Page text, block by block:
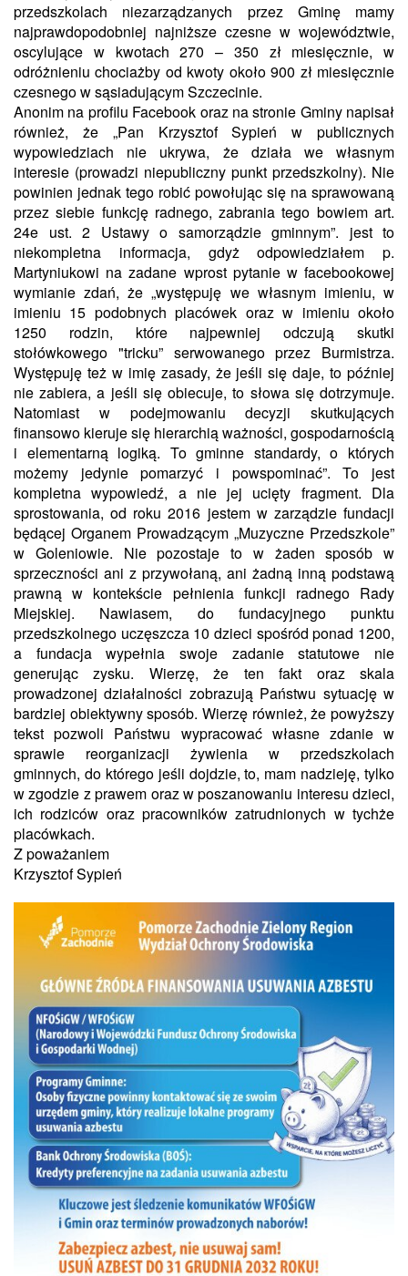
przedszkolach niezarządzanych przez Gminę mamy
najprawdopodobniej najniższe czesne w województwie,
oscylujące w kwotach 270 – 350 zł miesięcznie, w
odróżnieniu chociażby od kwoty około 900 zł miesięcznie
czesnego w sąsiadującym Szczecinie.
Anonim na profilu Facebook oraz na stronie Gminy napisał
również, że „Pan Krzysztof Sypień w publicznych
wypowiedziach nie ukrywa, że działa we własnym
interesie (prowadzi niepubliczny punkt przedszkolny). Nie
powinien jednak tego robić powołując się na sprawowaną
przez siebie funkcję radnego, zabrania tego bowiem art.
24e ust. 2 Ustawy o samorządzie gminnym”. jestto
niekompletna informacja, gdyż odpowiedziałem p.
Martyniukowi na zadane wprost pytanie w facebookowej
wymianie zdań, że„występuję we własnym imieniu, w
imieniu 15 podobnych placówek oraz w imieniu około
1250 rodzin, które najpewniej odczują skutki
stołówkowego "tricku”serwowanego przez Burmistrza.
Występuję też w imię zasady, że jeśli się daje, to później
nie zabiera, a jeśli się obiecuje, to słowa się dotrzymuje.
Natomiast w podejmowaniu decyzji skutkujących
finansowo kieruje się hierarchią ważności, gospodarnością
i elementarną logiką. To gminne standardy, o których
możemy jedynie pomarzyć i powspominać”. To jest
kompletna wypowiedź, a nie jej ucięty fragment. Dla
sprostowania, od roku 2016 jestem w zarządzie fundacji
będącej Organem Prowadzącym „Muzyczne Przedszkole”
w Goleniowie. Nie pozostaje to w żaden sposób w
sprzeczności ani z przywołaną, ani żadną inną podstawą
prawną w kontekście pełnienia funkcji radnego Rady
Miejskiej. Nawiasem, do fundacyjnego punktu
przedszkolnego uczęszcza 10 dzieci spośród ponad 1200,
a fundacjawypełnia swoje zadanie statutowe nie
generując zysku. Wierzę, że ten fakt oraz skala
prowadzonej działalności zobrazują Państwu sytuację w
bardziej obiektywny sposób. Wierzę również, że powyższy
tekst pozwoli Państwu wypracować własne zdanie w
sprawie reorganizacji żywienia w przedszkolach
gminnych, do którego jeśli dojdzie, to, mam nadzieję, tylko
w zgodzie z prawem oraz w poszanowaniu interesu dzieci,
ich rodziców oraz pracowników zatrudnionych w tychże
placówkach.
Z poważaniem
Krzysztof Sypień